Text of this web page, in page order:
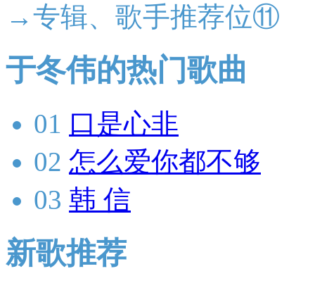
→专辑、歌手推荐位⑪
于冬伟的热门歌曲
01 口是心非
02 怎么爱你都不够
03 韩 信
新歌推荐